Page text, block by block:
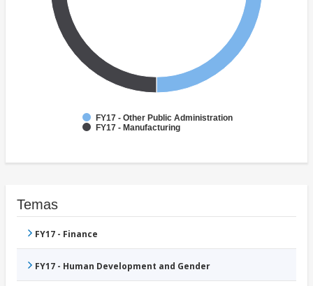
FY17 - Other Public Administration
FY17 - Manufacturing
Temas
FY17 - Finance
FY17 - Human Development and Gender